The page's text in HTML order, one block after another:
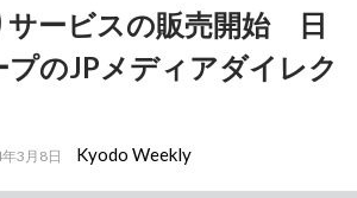
サービスの販売開始 日
のJPメディアダイレク
3月8日 Kyodo Weekly